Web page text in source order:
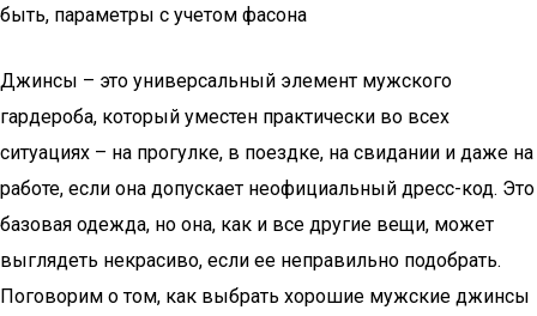
быть, параметры с учетом фасона
Джинсы – это универсальный элемент мужского
гардероба, который уместен практически во всех
ситуациях – на прогулке, в поездке, на свидании и даже на
работе, если она допускает неофициальный дресс-код. Это
базовая одежда, но она, как и все другие вещи, может
выглядеть некрасиво, если ее неправильно подобрать.
Поговорим о том, как выбрать хорошие мужские джинсы